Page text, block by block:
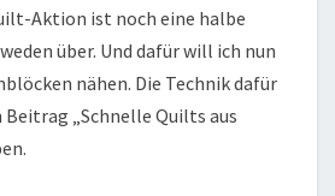
Aktion ist noch eine halbe
über. Und dafür will ich nun
nähen. Die Technik dafür
„Schnelle Quilts aus